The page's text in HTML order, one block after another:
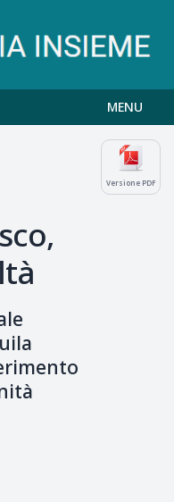
MENU
Versione PDF